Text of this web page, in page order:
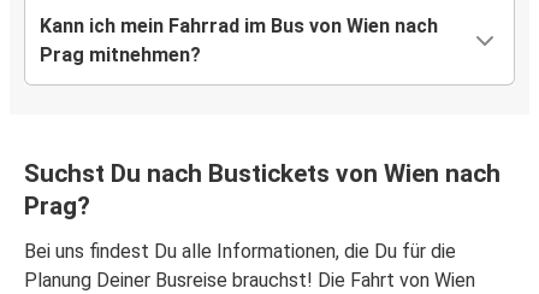
Kann ich mein Fahrrad im Bus von Wien nach
Prag mitnehmen?
Suchst Du nach Bustickets von Wien nach
Prag?
Bei uns findest Du alle Informationen, die Du für die
Planung Deiner Busreise brauchst! Die Fahrt von Wien